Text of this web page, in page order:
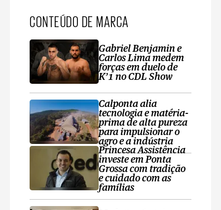
CONTEÚDO DE MARCA
Gabriel Benjamin e
Carlos Lima medem
forças em duelo de
K’1 no CDL Show
Calponta alia
tecnologia e matéria-
prima de alta pureza
para impulsionar o
agro e a indústria
Princesa Assistência
investe em Ponta
Grossa com tradição
e cuidado com as
famílias